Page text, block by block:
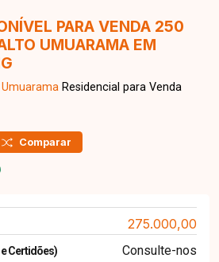
PARA VENDA 250
UMUARAMA EM
Residencial para Venda
Comparar
275.000,00
Certidões) Consulte-nos